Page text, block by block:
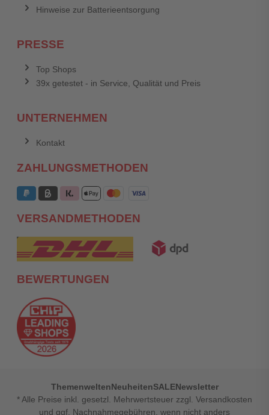
Hinweise zur Batterieentsorgung
PRESSE
Top Shops
39x getestet - in Service, Qualität und Preis
UNTERNEHMEN
Kontakt
ZAHLUNGSMETHODEN
VERSANDMETHODEN
BEWERTUNGEN
ThemenweltenNeuheitenSALENewsletter
* Alle Preise inkl. gesetzl. Mehrwertsteuer zzgl. Versandkosten
und ggf. Nachnahmegebühren, wenn nicht anders